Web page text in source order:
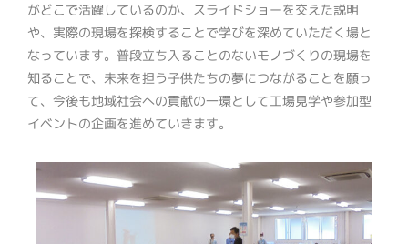
がどこで活躍しているのか、スライドショーを交えた説明
や、実際の現場を探検することで学びを深めていただく場と
なっています。普段立ち入ることのないモノづくりの現場を
知ることで、未来を担う子供たちの夢につながることを願っ
て、今後も地域社会への貢献の一環として工場見学や参加型
イベントの企画を進めていきます。